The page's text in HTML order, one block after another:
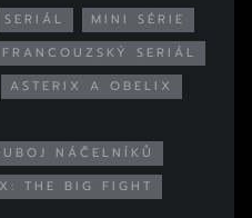
SERIÁL
MINI SÉRIE
FRANCOUZSKÝ SERIÁL
ASTERIX A OBELIX
NÁČELNÍKŮ
THE BIG FIGHT